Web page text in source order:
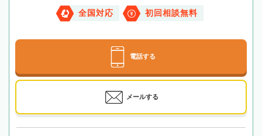
全国対応 初回相談無料
電話する
メールする